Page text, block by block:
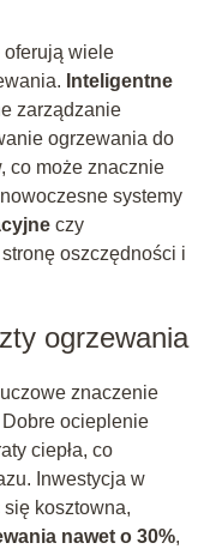
oferują wiele
Inteligentne
zarządzanie
ogrzewania do
co może znacznie
systemy
czy
oszczędności i
ogrzewania
znaczenie
ocieplenie
ciepła, co
Inwestycja w
kosztowna,
nawet o 30%,